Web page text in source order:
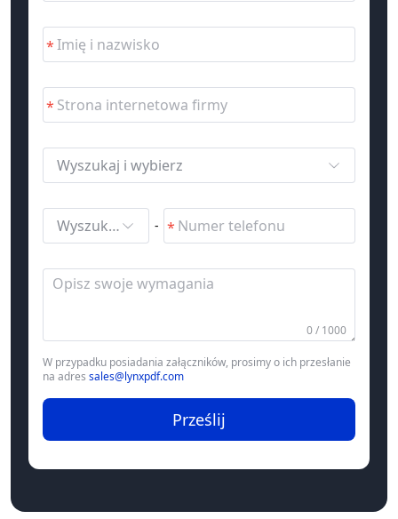
Wyszukaj i wybierz
Wyszukaj i wybierz -
0 / 1000
W przypadku posiadania załączników, prosimy o ich przesłanie
na adres sales@lynxpdf.com
Prześlij